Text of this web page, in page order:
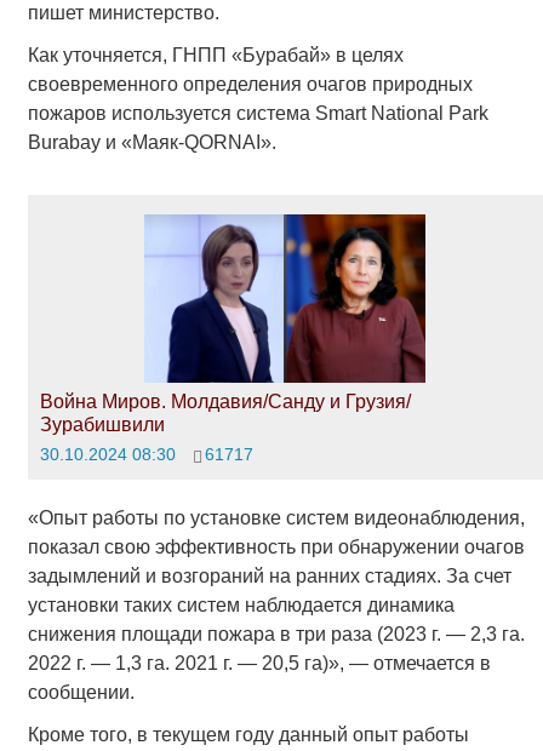
пишет министерство.
Как уточняется, ГНПП «Бурабай» в целях
своевременного определения очагов природных
пожаров используется система Smart National Park
Burabay и «Маяк-QORNAI».
Война Миров. Молдавия/Санду и Грузия/
Зурабишвили
30.10.2024 08:30 61717
«Опыт работы по установке систем видеонаблюдения,
показал свою эффективность при обнаружении очагов
задымлений и возгораний на ранних стадиях. За счет
установки таких систем наблюдается динамика
снижения площади пожара в три раза (2023 г. — 2,3 га.
2022 г. — 1,3 га. 2021 г. — 20,5 га)», — отмечается в
сообщении.
Кроме того, в текущем году данный опыт работы